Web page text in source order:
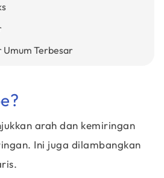
Terbesar
arah dan kemiringan
Ini juga dilambangkan